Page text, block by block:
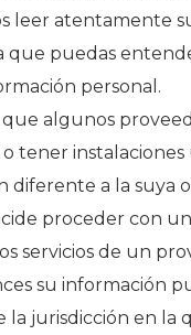
leer atentamente
que puedas
personal.
algunos
tener instalaciones
diferente a la suya
proceder con
servicios de un
su información
la jurisdicción en la